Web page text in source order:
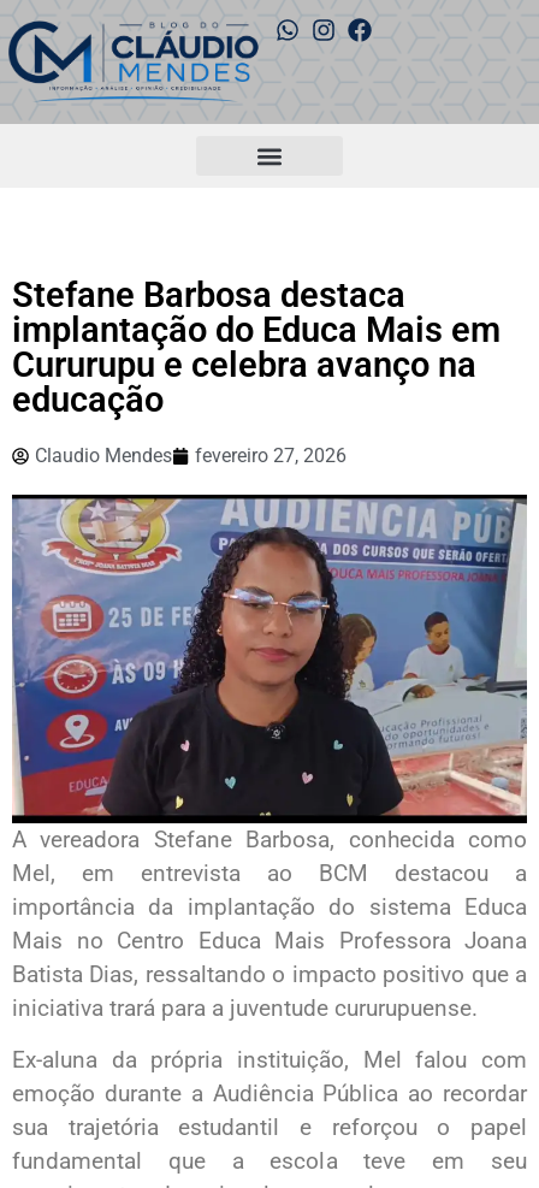
Stefane Barbosa destaca
implantação do Educa Mais em
Cururupu e celebra avanço na
educação
Claudio Mendes fevereiro 27, 2026
A vereadora Stefane Barbosa, conhecida como
Mel, em entrevista ao BCM destacou a
importância da implantação do sistema Educa
Mais no Centro Educa Mais Professora Joana
Batista Dias, ressaltando o impacto positivo que a
iniciativa trará para a juventude cururupuense.
Ex-aluna da própria instituição, Mel falou com
emoção durante a Audiência Pública ao recordar
sua trajetória estudantil e reforçou o papel
fundamental que a escola teve em seu